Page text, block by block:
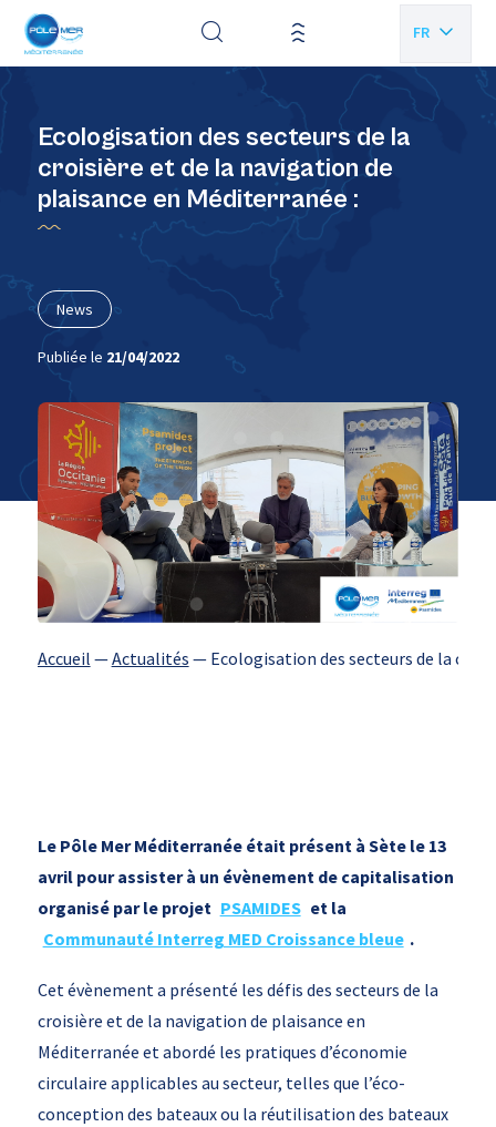
FR
EN
Ecologisation des secteurs de la
croisière et de la navigation de
plaisance en Méditerranée :
News
Publiée le 21/04/2022
Accueil —Actualités — Ecologisation des secteurs de la
Le Pôle Mer Méditerranée était présent à Sète le 13
avril pour assister à un évènement de capitalisation
organisé par le projet PSAMIDES et la
Communauté Interreg MED Croissance bleue .
Cet évènement a présenté les défis des secteurs de la
croisière et de la navigation de plaisance en
Méditerranée et abordé les pratiques d’économie
circulaire applicables au secteur, telles que l’éco-
conception des bateaux ou la réutilisation des bateaux
Panneau de gestion des cookies